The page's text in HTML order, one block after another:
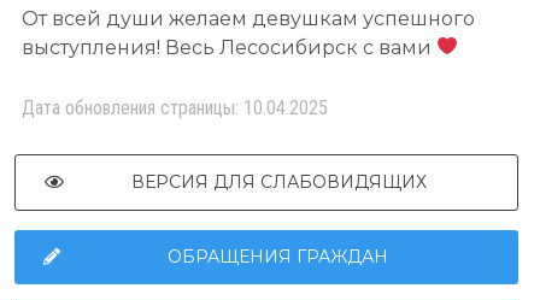
От всей души желаем девушкам успешного
выступления! Весь Лесосибирск с вами
Дата обновления страницы: 10.04.2025
ВЕРСИЯ ДЛЯ СЛАБОВИДЯЩИХ
ОБРАЩЕНИЯ ГРАЖДАН